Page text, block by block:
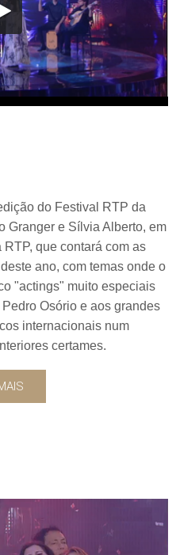
do Festival RTP da
Granger e Sílvia Alberto, em
que contará com as
ano, com temas onde o
"actings" muito especiais
Osório e aos grandes
internacionais num
certames.